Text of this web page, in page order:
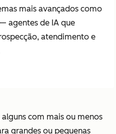
mais avançados como
agentes de IA que
atendimento e
com mais ou menos
grandes ou pequenas